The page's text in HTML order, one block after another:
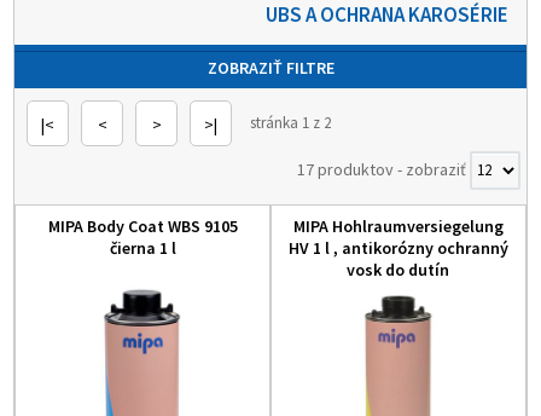
UBS A OCHRANA KAROSÉRIE
ZOBRAZIŤ FILTRE
|< < > >| stránka 1 z 2
17 produktov- zobraziť
MIPA Body Coat WBS 9105
čierna 1 l
MIPA Hohlraumversiegelung
HV 1 l , antikorózny ochranný
vosk do dutín